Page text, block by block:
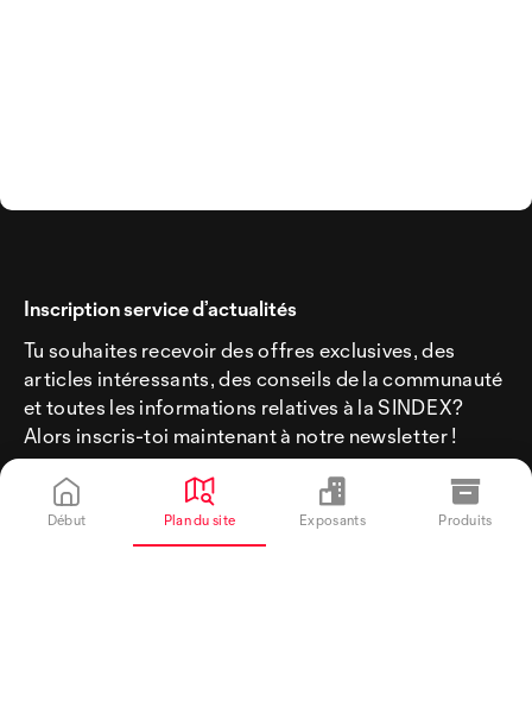
Inscription service d’actualités
Tu souhaites recevoir des offres exclusives, des
articles intéressants, des conseils de la communauté
et toutes les informations relatives à la SINDEX?
Alors inscris-toi maintenant à notre newsletter !
Début Plan du site Exposants Produits